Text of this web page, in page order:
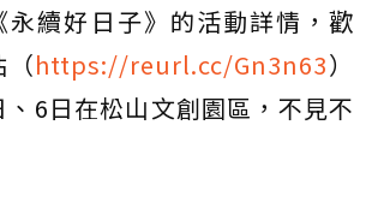
永續好日子》的活動詳情，歡
（https://reurl.cc/Gn3n63）
6日在松山文創園區，不見不